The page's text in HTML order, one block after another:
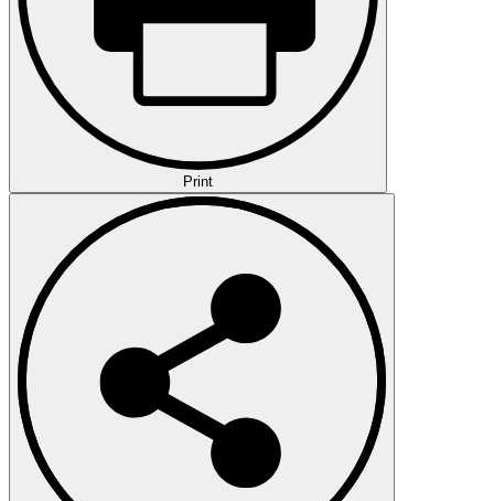
Print